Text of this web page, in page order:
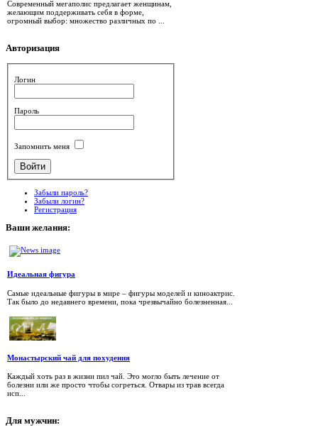
Современный мегаполис предлагает женщинам,
желающим поддерживать себя в форме,
огромный выбор: множество различных по ...
Авторизация
Логин
Пароль
Запомнить меня
Забыли пароль?
Забыли логин?
Регистрация
Ваши желания:
Идеальная фигура
Самые идеальные фигуры в мире – фигуры моделей и киноактрис.
Так было до недавнего времени, пока чрезвычайно болезненная...
Монастырский чай для похудения
Каждый хоть раз в жизни пил чай. Это могло быть лечение от
болезни или же просто чтобы согреться. Отвары из трав всегда
исп...
Для мужчин: